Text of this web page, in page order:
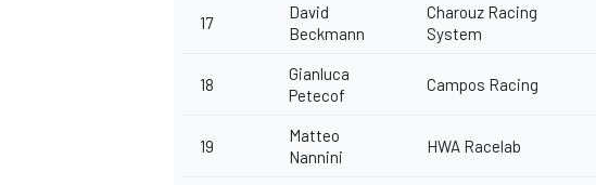
17
David
Beckmann
Charouz Racing
System
18
Gianluca
Petecof
Campos Racing
19
Matteo
Nannini
HWA Racelab